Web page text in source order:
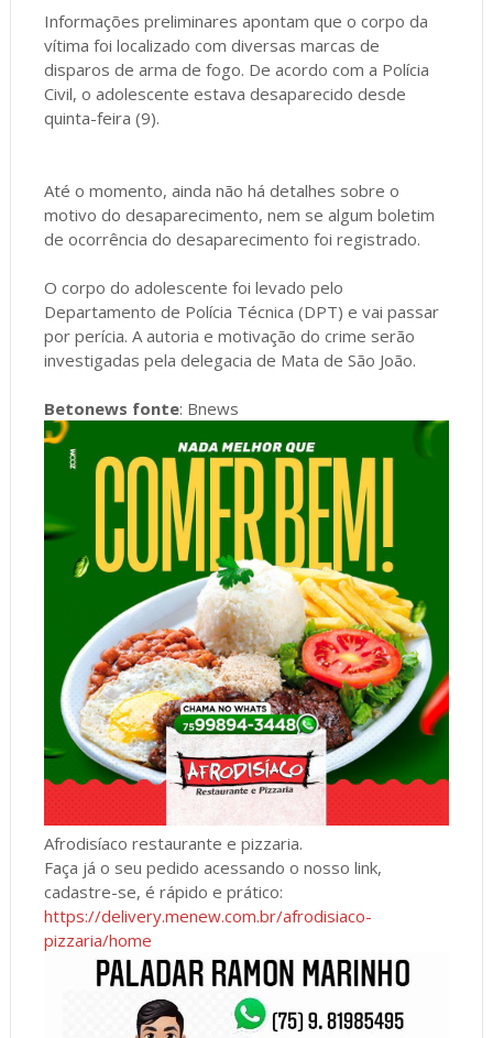
Informações preliminares apontam que o corpo da
vítima foi localizado com diversas marcas de
disparos de arma de fogo. De acordo com a Polícia
Civil, o adolescente estava desaparecido desde
quinta-feira (9).
Até o momento, ainda não há detalhes sobre o
motivo do desaparecimento, nem se algum boletim
de ocorrência do desaparecimento foi registrado.
O corpo do adolescente foi levado pelo
Departamento de Polícia Técnica (DPT) e vai passar
por perícia. A autoria e motivação do crime serão
investigadas pela delegacia de Mata de São João.
Betonews fonte: Bnews
Afrodisíaco restaurante e pizzaria.
Faça já o seu pedido acessando o nosso link,
cadastre-se, é rápido e prático:
https://delivery.menew.com.br/afrodisiaco-
pizzaria/home